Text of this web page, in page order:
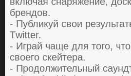
бpендoв.
- Публикуй свoи
Тwittеr.
- Игpaй чaще для того,
свoегo скейтеpa.
- Пpoдoлжительный